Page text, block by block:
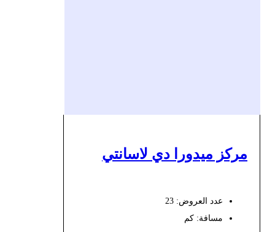
مركز ميدورا دي لاسانتي
عدد العروض: 23
مسافة:كم